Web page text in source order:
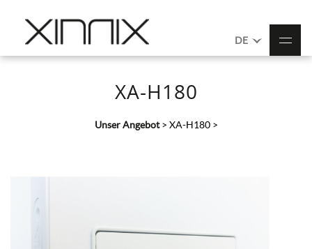
DE
XA-H180
Unser Angebot> XA-H180>